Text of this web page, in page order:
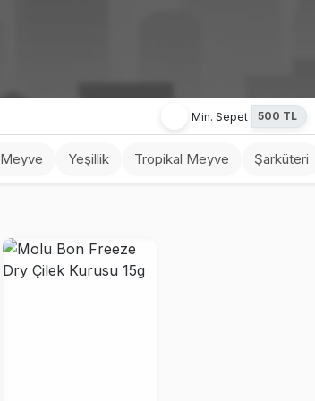
Min. Sepet 500 TL
Meyve Yeşillik Tropikal Meyve Şarküteri